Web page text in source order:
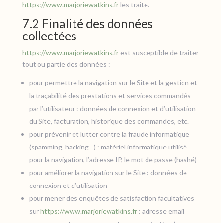
https://www.marjoriewatkins.frles traite.
7.2 Finalité des données
collectées
https://www.marjoriewatkins.frest susceptible de traiter
tout ou partie des données :
pour permettre la navigation sur le Site et la gestion et
la traçabilité des prestations et services commandés
par l’utilisateur : données de connexion et d’utilisation
du Site, facturation, historique des commandes, etc.
pour prévenir et lutter contre la fraude informatique
(spamming, hacking…) : matériel informatique utilisé
pour la navigation, l’adresse IP, le mot de passe (hashé)
pour améliorer la navigation sur le Site : données de
connexion et d’utilisation
pour mener des enquêtes de satisfaction facultatives
surhttps://www.marjoriewatkins.fr: adresse email